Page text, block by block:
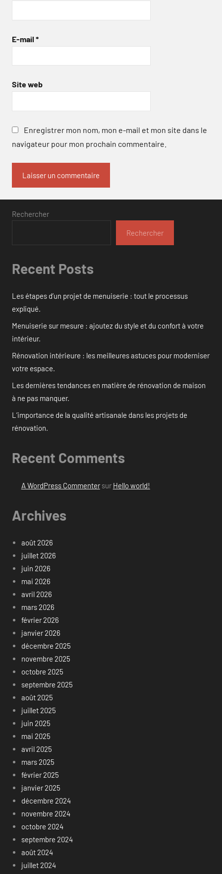
E-mail *
Site web
Enregistrer mon nom, mon e-mail et mon site dans le
navigateur pour mon prochain commentaire.
Rechercher
Rechercher
Recent Posts
Les étapes d’un projet de menuiserie : tout le processus
expliqué.
Menuiserie sur mesure : ajoutez du style et du confort à votre
intérieur.
Rénovation intérieure : les meilleures astuces pour moderniser
votre espace.
Les dernières tendances en matière de rénovation de maison
à ne pas manquer.
L’importance de la qualité artisanale dans les projets de
rénovation.
Recent Comments
A WordPress Commentersur Hello world!
Archives
août 2026
juillet 2026
juin 2026
mai 2026
avril 2026
mars 2026
février 2026
janvier 2026
décembre 2025
novembre 2025
octobre 2025
septembre 2025
août 2025
juillet 2025
juin 2025
mai 2025
avril 2025
mars 2025
février 2025
janvier 2025
décembre 2024
novembre 2024
octobre 2024
septembre 2024
août 2024
juillet 2024